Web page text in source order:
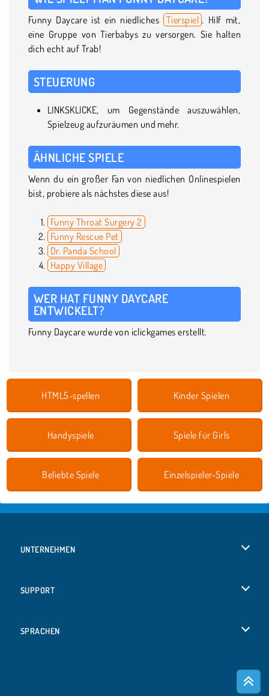
Funny Daycare ist ein niedliches Tierspiel . Hilf mit,
eine Gruppe von Tierbabys zu versorgen. Sie halten
dich echt auf Trab!
STEUERUNG
LINKSKLICKE, um Gegenstände auszuwählen,
Spielzeug aufzuräumen und mehr.
ÄHNLICHE SPIELE
Wenn du ein großer Fan von niedlichen Onlinespielen
bist, probiere als nächstes diese aus!
Funny Throat Surgery 2
Funny Rescue Pet
Dr. Panda School
Happy Village
WER HAT FUNNY DAYCARE
ENTWICKELT?
Funny Daycare wurde von iclickgames erstellt.
HTML5-spellen Kinder Spielen
Handyspiele Spiele für Girls
Beliebte Spiele Einzelspieler-Spiele
UNTERNEHMEN
SUPPORT
SPRACHEN